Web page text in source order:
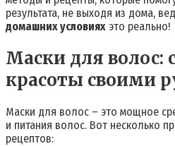
результата, не выходя из дома,
домашних условиях это реально!
Маски для волос:
красоты своими
Маски для волос – это мощное
и питания волос. Вот несколько
рецептов: